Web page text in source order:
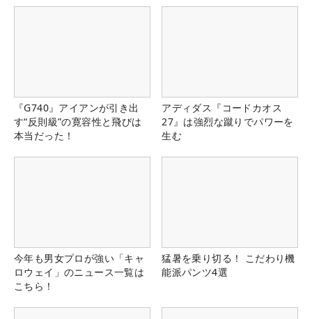
『G740』アイアンが引き出
す“反則級”の寛容性と飛びは
本当だった！
アディダス『コードカオス
27』は強烈な蹴りでパワーを
生む
今年も男女プロが強い「キャ
ロウェイ」のニュース一覧は
こちら！
猛暑を乗り切る！ こだわり機
能派パンツ4選